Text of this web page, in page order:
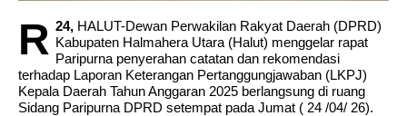
R 24, HALUT-Dewan Perwakilan Rakyat Daerah (DPRD)
Kabupaten Halmahera Utara (Halut) menggelar rapat
Paripurna penyerahan catatan dan rekomendasi
terhadap Laporan Keterangan Pertanggungjawaban (LKPJ)
Kepala Daerah Tahun Anggaran 2025 berlangsung di ruang
Sidang Paripurna DPRD setempat pada Jumat ( 24 /04/ 26).